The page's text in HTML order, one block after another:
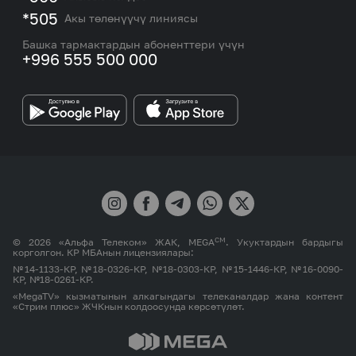
Номерди тандоо
Корпоративдик жана VIP кардарлар менен иштөө
боюнча бөлүмдүн кызматкерлеринин байланыш
маалыматтары.
Тармакты камтуу картасы жана тейлөө борборлору
MEGAда иште
MEGA бренди
*505 Акы төлөнүүчү линиясы
Башка тармактардын абоненттери үчүн
+996 555 500 000
© 2026 «Альфа Телеком» ЖАК, MEGAСМ. Укуктардын бардыгы
корголгон. КР МБАнын лицензиялары:
№14-1133-КР, №18-0326-КР, №18-0303-КР, №15-1446-КР, №16-0090-
КР, №18-0261-КР.
«MegaTV» кызматынын алкагындагы телеканалдар жана контент
«Стрим плюс» ЖЧКнын колдоосунда көрсөтүлөт.